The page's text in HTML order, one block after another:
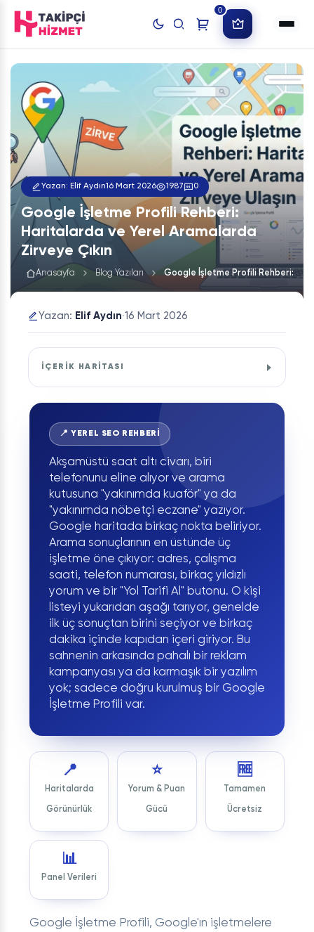
0
Yazan: Elif Aydın16 Mart 2026 1987 0
Google İşletme Profili Rehberi:
Haritalarda ve Yerel Aramalarda
Zirveye Çıkın
Anasayfa Blog Yazıları
Yazan: Elif Aydın·16 Mart 2026
İÇERİK HARİTASI
📍 YEREL SEO REHBERİ
Akşamüstü saat altı civarı, biri
telefonunu eline alıyor ve arama
kutusuna "yakınımda kuaför" ya da
"yakınımda nöbetçi eczane" yazıyor.
Google haritada birkaç nokta beliriyor.
Arama sonuçlarının en üstünde üç
işletme öne çıkıyor: adres, çalışma
saati, telefon numarası, birkaç yıldızlı
yorum ve bir "Yol Tarifi Al" butonu. O kişi
listeyi yukarıdan aşağı tarıyor, genelde
ilk üç sonuçtan birini seçiyor ve birkaç
dakika içinde kapıdan içeri giriyor. Bu
sahnenin arkasında pahalı bir reklam
kampanyası ya da karmaşık bir yazılım
yok; sadece doğru kurulmuş bir Google
İşletme Profili var.
📍
Haritalarda
Görünürlük
⭐
Yorum & Puan
Gücü
🆓
Tamamen
Ücretsiz
📊
Panel Verileri
Google İşletme Profili, Google'ın işletmelere